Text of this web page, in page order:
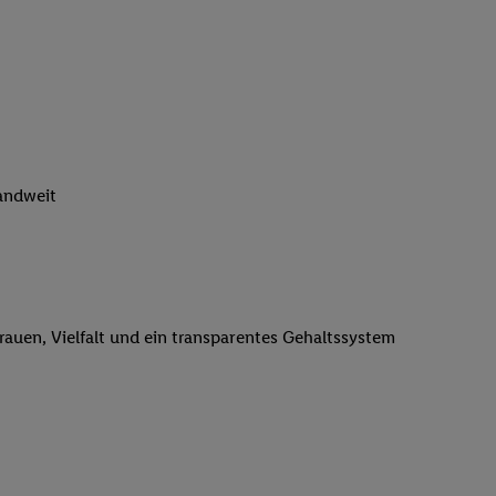
Vielfalt und ein transparentes Gehaltssystem
anhand der IP-
Utiq erstellt. Wir
wiedererkannt
Informationen
unter Einbindung